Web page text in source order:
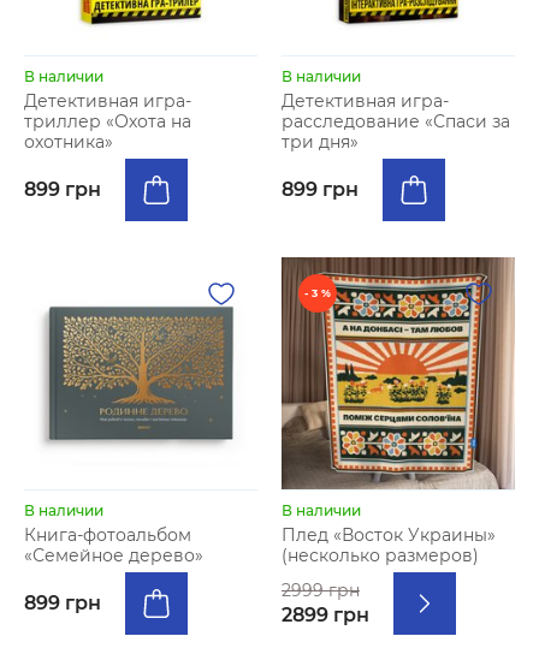
В наличии
Детективная игра-
триллер «Охота на
охотника»
899 грн
В наличии
Детективная игра-
расследование «Спаси за
три дня»
899 грн
В наличии
Книга-фотоальбом
«Семейное дерево»
899 грн
- 3 %
В наличии
Плед «Восток Украины»
(несколько размеров)
2999 грн
2899 грн